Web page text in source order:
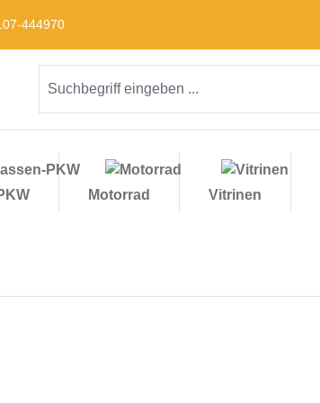
444970
Motorrad Vitrinen